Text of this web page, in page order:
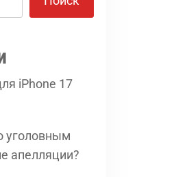
iPhone 17
уголовным
апелляции?